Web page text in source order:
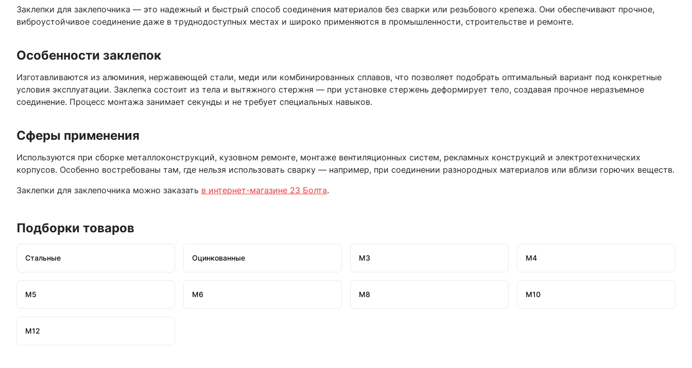
Заклепки для заклепочника — это надежный и быстрый способ соединения материалов без сварки или резьбового крепежа. Они обеспечивают прочное,
виброустойчивое соединение даже в труднодоступных местах и широко применяются в промышленности, строительстве и ремонте.
Особенности заклепок
Изготавливаются из алюминия, нержавеющей стали, меди или комбинированных сплавов, что позволяет подобрать оптимальный вариант под конкретные
условия эксплуатации. Заклепка состоит из тела и вытяжного стержня — при установке стержень деформирует тело, создавая прочное неразъемное
соединение. Процесс монтажа занимает секунды и не требует специальных навыков.
Сферы применения
Используются при сборке металлоконструкций, кузовном ремонте, монтаже вентиляционных систем, рекламных конструкций и электротехнических
корпусов. Особенно востребованы там, где нельзя использовать сварку — например, при соединении разнородных материалов или вблизи горючих веществ.
Заклепки для заклепочника можно заказать в интернет-магазине 23 Болта.
Подборки товаров
Стальные Оцинкованные М3 М4
М5 М6 М8 М10
М12